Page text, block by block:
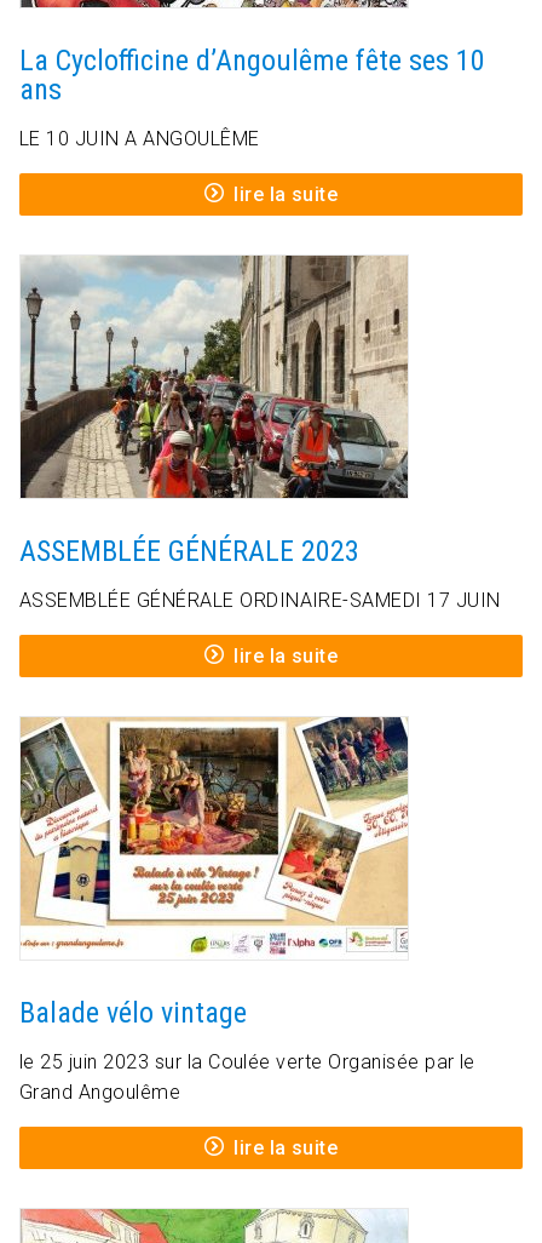
La Cyclofficine d’Angoulême fête ses 10
ans
LE 10 JUIN A ANGOULÊME
lire la suite
ASSEMBLÉE GÉNÉRALE 2023
ASSEMBLÉE GÉNÉRALE ORDINAIRE-SAMEDI 17 JUIN
lire la suite
Balade vélo vintage
le 25 juin 2023 sur la Coulée verte Organisée par le
Grand Angoulême
lire la suite